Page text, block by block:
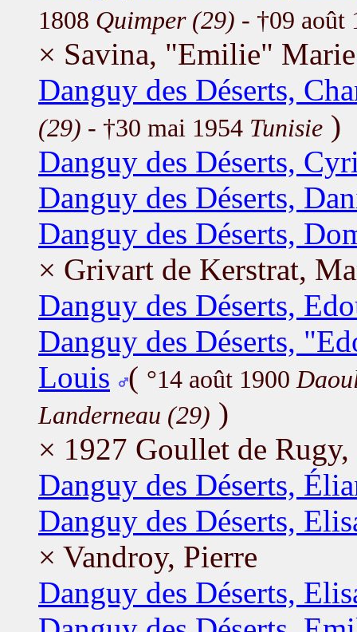
1808 Quimper (29) - †09 août
× Savina, "Emilie"
Danguy des Déserts,
(29) - †30 mai 1954 Tunisie )
Danguy des Déserts,
Danguy des Déserts,
Danguy des Déserts,
× Grivart de Kerstrat,
Danguy des Déserts,
Danguy des Déserts,
Louis ( °14 août 1900
Landerneau (29) )
× 1927 Goullet de
Danguy des Déserts,
Danguy des Déserts,
× Vandroy, Pierre
Danguy des Déserts,